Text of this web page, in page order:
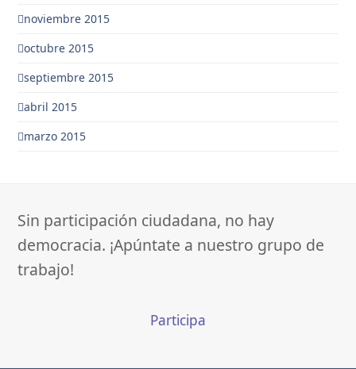
noviembre 2015
octubre 2015
septiembre 2015
abril 2015
marzo 2015
Sin participación ciudadana, no hay
democracia. ¡Apúntate a nuestro grupo de
trabajo!
Participa